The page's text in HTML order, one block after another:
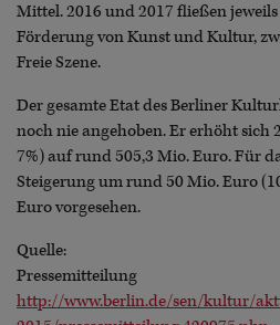
Mittel. 2016 und 2017 fließen
Förderung von Kunst und Kultur,
Freie Szene.
Der gesamte Etat des Berliner
noch nie angehoben. Er erhöht sich
7%) auf rund 505,3 Mio. Euro. Für
Steigerung um rund 50 Mio. Euro
Euro vorgesehen.
Quelle:
Pressemitteilung
http://www.berlin.de/sen/kultur/